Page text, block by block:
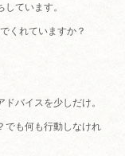
ています。
くれていますか？
バイスを少しだけ。
でも何も行動しなけれ